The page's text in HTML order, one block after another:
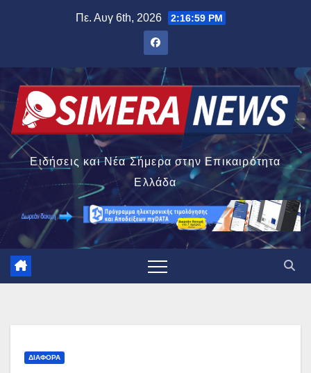
Πε. Αυγ 6th, 2026 2:17:00 PM
Ειδήσεις και Νέα Σήμερα στην Επικαιρότητα
Ελλάδα
ΔΙΆΦΟΡΑ